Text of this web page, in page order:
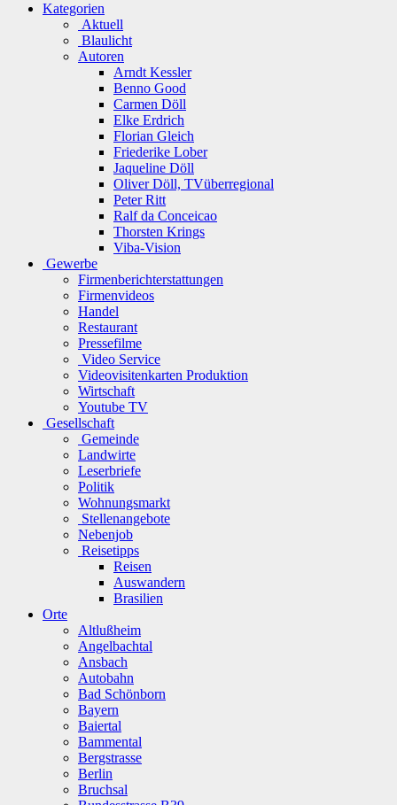
Kategorien
Aktuell
Blaulicht
Autoren
Arndt Kessler
Benno Good
Carmen Döll
Elke Erdrich
Florian Gleich
Friederike Lober
Jaqueline Döll
Oliver Döll, TVüberregional
Peter Ritt
Ralf da Conceicao
Thorsten Krings
Viba-Vision
Gewerbe
Firmenberichterstattungen
Firmenvideos
Handel
Restaurant
Pressefilme
Video Service
Videovisitenkarten Produktion
Wirtschaft
Youtube TV
Gesellschaft
Gemeinde
Landwirte
Leserbriefe
Politik
Wohnungsmarkt
Stellenangebote
Nebenjob
Reisetipps
Reisen
Auswandern
Brasilien
Orte
Altlußheim
Angelbachtal
Ansbach
Autobahn
Bad Schönborn
Bayern
Baiertal
Bammental
Bergstrasse
Berlin
Bruchsal